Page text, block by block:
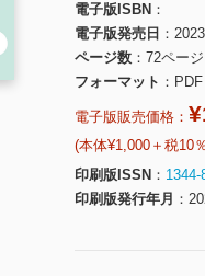
電子版ISBN
電子版発売日
ページ数
72ページ
フォーマット
電子版販売価格：
(本体¥1,000＋税10
印刷版ISSN
1344-
印刷版発行年月